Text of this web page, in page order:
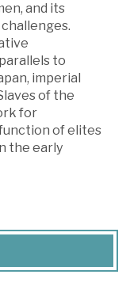
and its
to
imperial
of the
for
of elites
the early